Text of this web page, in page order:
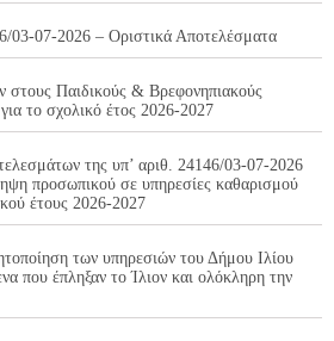
03-07-2026 – Οριστικά Αποτελέσματα
στους Παιδικούς & Βρεφονηπιακούς
το σχολικό έτος 2026-2027
της υπ’ αριθ. 24146/03-07-2026
προσωπικού σε υπηρεσίες καθαρισμού
έτους 2026-2027
των υπηρεσιών του Δήμου Ιλίου
που έπληξαν το Ίλιον και ολόκληρη την